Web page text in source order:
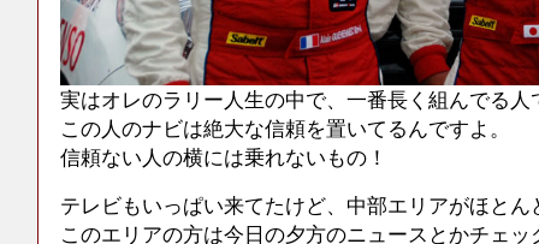
実はオレのラリー人生の中で、一番長く組んでる人
この人のナビは絶大な信頼を置いてるんですよ。
信頼ない人の横には乗れないもの！
テレビもいっぱい来てたけど、中部エリアがほとん
このエリアの方は今日の夕方のニュースとかチェッ